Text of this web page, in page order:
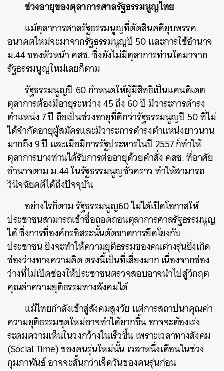
ช่วงอายุของตุลาการศาลรัฐธรรมนูญไทย
แม้ตุลาการศาลรัฐธรรมนูญที่ตัดสินคดียุบพรรค
อนาคตใหม่จะมาจากรัฐธรรมนูญปี 50และการใช้อำนาจ
ม.44ของหัวหน้าคสช.ซึ่งยังไม่มีตุลาการท่านใดมาจาก
รัฐธรรมนูญใหม่เลยก็ตาม
รัฐธรรมนูญปี 60กำหนดให้ผู้มีสิทธิเป็นแคนดิเดต
ตุลาการต้องมีอายุระหว่าง45ถึง60ปีมีวาระการดำรง
ตำแหน่ง7ปี ถือเป็นช่วงอายุที่ดีกว่ารัฐธรรมนูญปี 50ที่ไม่
ได้จำกัดอายุผู้สมัครและมีวาระการดำรงตำแหน่งยาวนาน
มากถึง9ปี และเมื่อมีการรัฐประหารในปี 2557ก็ทำให้
ตุลาการบางท่านได้รับการต่ออายุด้วยคำสั่งคสช.ที่อาศัย
อำนาจตามม.44ในรัฐธรรมนูญชั่วคราว ทำให้สามารถ
วินิจฉัยคดีได้ถึงปัจจุบัน
อย่างไรก็ตามรัฐธรรมนูญ60ไม่ได้เปิดโอกาสให้
ประชาชนสามารถเข้าชื่อถอดถอนตุลาการศาลรัฐธรรมนูญ
ได้ซึ่งการที่องค์กรอิสระนั้นตัดขาดการยึดโยงกับ
ประชาชนยิ่งจะทำให้ความยุติธรรมของคนต่างรุ่นยิ่งเกิด
ช่องว่างทางความคิดตรงนี้เป็นที่เสี่ยงมากเนื่องจากช่อง
ว่างที่ไม่เปิดช่องให้ประชาชนตรวจสอบอาจนำไปสู่วิกฤต
คุณค่าความยุติธรรมทางสังคมได้
แม้ไทยกำลังเข้าสู่สังคมสูงวัย แต่การสถาปนาคุณค่า
ความยุติธรรมชุดใหม่อาจทำได้ยากขึ้นอาจจะต้องเร่ง
ระดมความเห็นในวงกว้างในเร็วขึ้นเพราะเวลาทางสังคม
(Social Time)ของคนรุ่นใหม่นั้นเวลาหนึ่งเดือนในช่วง
กุมภาพันธ์อาจจะสั้นกว่าเจ็ดวันของคนรุ่นก่อน